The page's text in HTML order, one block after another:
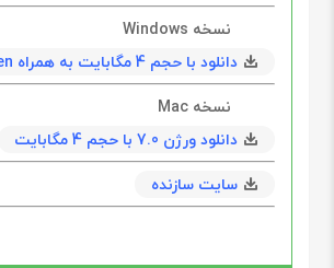
نسخه Windows
دانلود با حجم 4 مگابایت به همراه keygen
نسخه Mac
دانلود ورژن 7.0 با حجم 4 مگابایت
سایت سازنده